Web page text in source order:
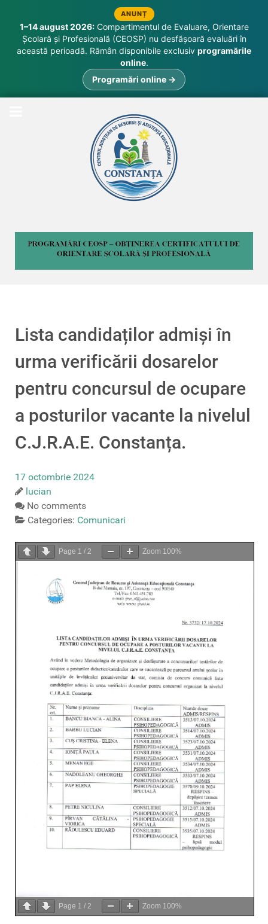
ANUNȚ
1–14 august 2026:Compartimentul de Evaluare, Orientare
Școlară și Profesională (CEOSP) nu desfășoară evaluări în
această perioadă. Rămân disponibile exclusiv programările
online.
Programări online →
Lista candidaților admiși în
urma verificării dosarelor
pentru concursul de ocupare
a posturilor vacante la nivelul
C.J.R.A.E. Constanța.
17 octombrie 2024
lucian
No comments
Categories: Comunicari
Page 1 / 2 Zoom 100%
Page 1 / 2 Zoom 100%